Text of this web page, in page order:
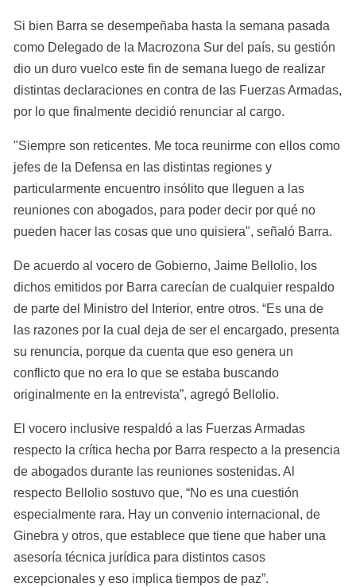
Si bien Barra se desempeñaba hasta la semana pasada
como Delegado de la Macrozona Sur del país, su gestión
dio un duro vuelco este fin de semana luego de realizar
distintas declaraciones en contra de las Fuerzas Armadas,
por lo que finalmente decidió renunciar al cargo.
"Siempre son reticentes. Me toca reunirme con ellos como
jefes de la Defensa en las distintas regiones y
particularmente encuentro insólito que lleguen a las
reuniones con abogados, para poder decir por qué no
pueden hacer las cosas que uno quisiera", señaló Barra.
De acuerdo al vocero de Gobierno, Jaime Bellolio, los
dichos emitidos por Barra carecían de cualquier respaldo
de parte del Ministro del Interior, entre otros. “Es una de
las razones por la cual deja de ser el encargado, presenta
su renuncia, porque da cuenta que eso genera un
conflicto que no era lo que se estaba buscando
originalmente en la entrevista”, agregó Bellolio.
El vocero inclusive respaldó a las Fuerzas Armadas
respecto la crítica hecha por Barra respecto a la presencia
de abogados durante las reuniones sostenidas. Al
respecto Bellolio sostuvo que, “No es una cuestión
especialmente rara. Hay un convenio internacional, de
Ginebra y otros, que establece que tiene que haber una
asesoría técnica jurídica para distintos casos
excepcionales y eso implica tiempos de paz”.